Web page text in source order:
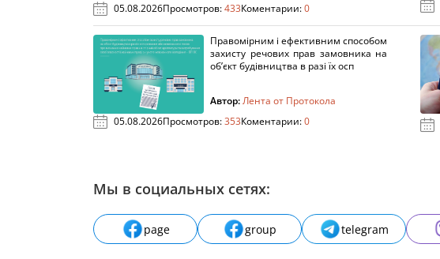
05.08.2026Просмотров:433Коментарии:0
Правомірним і ефективним способом
захисту речових прав замовника на
об’єкт будівництва в разі їх осп
Автор:Лента от Протокола
05.08.2026Просмотров:353Коментарии:0
Мы в социальных сетях:
page group telegram